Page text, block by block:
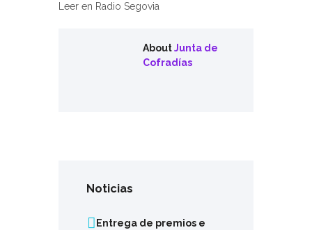
Leer en Radio Segovia
AboutJunta de
Cofradías
Noticias
Entrega de premios e